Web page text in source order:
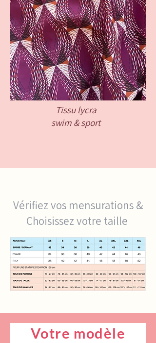
Tissu lycra
swim & sport
Vérifiez vos mensurations &
Choisissez votre taille
Votre modèle